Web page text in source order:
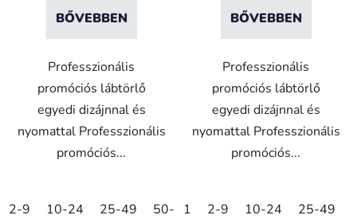
BŐVEBBEN
Professzionális
promóciós lábtörlő
egyedi dizájnnal és
nyomattal Professzionális
promóciós...
2-9 10-24 25-49 50-99 100-249 250-499
BŐVEBBEN
Professzionális
promóciós lábtörlő
egyedi dizájnnal és
nyomattal Professzionális
promóciós...
1 2-9 10-24 25-49